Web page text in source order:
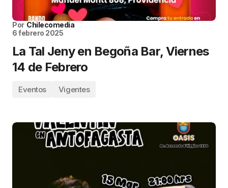
Por Chilecomedia
6 febrero 2025
La Tal Jeny en Begoña Bar, Viernes
14 de Febrero
Eventos Vigentes